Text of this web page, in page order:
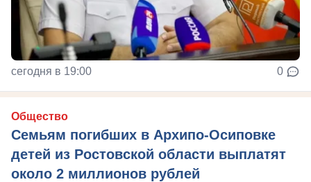
сегодня в 19:00 0
Общество
Семьям погибших в Архипо-Осиповке
детей из Ростовской области выплатят
около 2 миллионов рублей